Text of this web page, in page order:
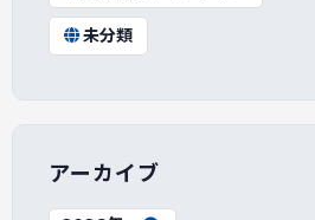
未分類
アーカイブ